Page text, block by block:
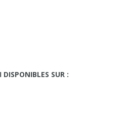
SUR :